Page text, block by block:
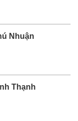
Nhuận
Thạnh